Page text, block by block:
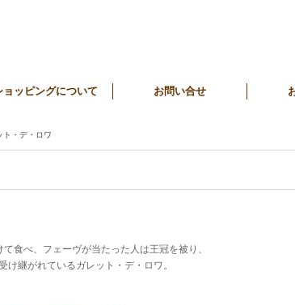
ョッピングについて お問い合せ
ト・デ・ロワ
食べ、フェーヴが当たった人は王冠を被り、
継がれているガレット・デ・ロワ。